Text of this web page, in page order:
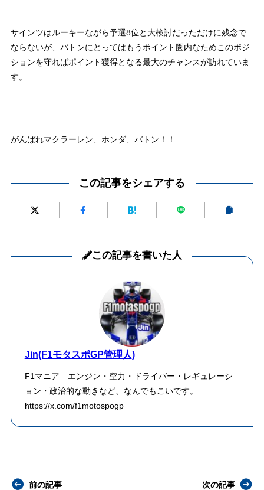
サインツはルーキーながら予選8位と大検討だっただけに残念で
ならないが、バトンにとってはもうポイント圏内なためこのポジ
ションを守ればポイント獲得となる最大のチャンスが訪れていま
す。
がんばれマクラーレン、ホンダ、バトン！！
この記事をシェアする
この記事を書いた人
Jin(F1モタスポGP管理人)
F1マニア エンジン・空力・ドライバー・レギュレーシ
ョン・政治的な動きなど、なんでもこいです。
https://x.com/f1motospogp
前の記事 次の記事